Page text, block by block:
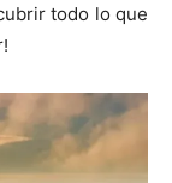
todo lo que